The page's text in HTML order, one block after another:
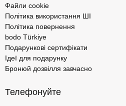
Файли cookie
Політика використання ШІ
Політика повернення
bodo Türkiye
Подарункові сертифікати
Ідеї для подарунку
Бронюй дозвілля завчасно
Телефонуйте